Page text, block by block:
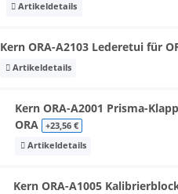
Artikeldetails
Kern ORA-A2103 Lederetui für
Artikeldetails
Kern ORA-A2001 Prisma-
ORA +23,56 €
Artikeldetails
Kern ORA-A1005